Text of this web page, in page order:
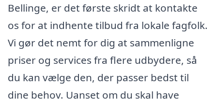
Bellinge, er det første skridt at kontakte
os for at indhente tilbud fra lokale fagfolk.
Vi gør det nemt for dig at sammenligne
priser og services fra flere udbydere, så
du kan vælge den, der passer bedst til
dine behov. Uanset om du skal have